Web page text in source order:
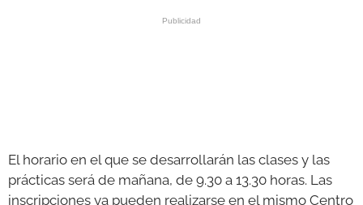
El horario en el que se desarrollarán las clases y las
prácticas será de mañana, de 9.30 a 13.30 horas. Las
inscripciones ya pueden realizarse en el mismo Centro